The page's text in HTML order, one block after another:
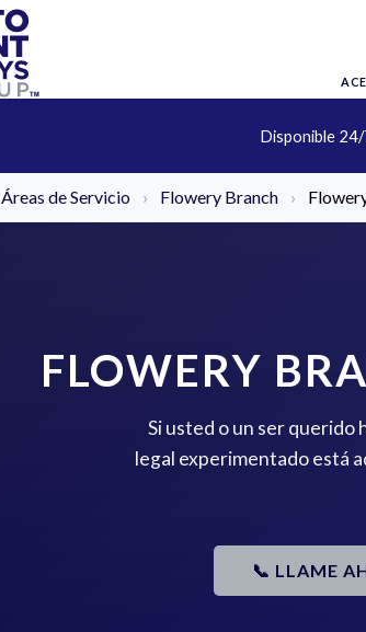
Disponible
Áreas de Servicio › Flowery Branch ›
FLOWERY
Si usted o un ser
legal experimentado está
📞 LLAME